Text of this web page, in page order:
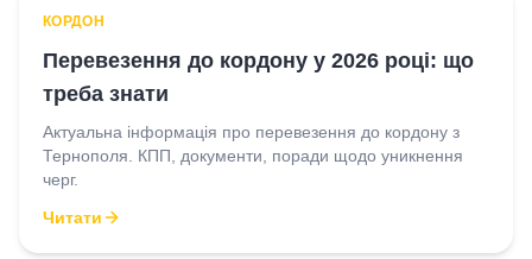
КОРДОН
Перевезення до кордону у 2026 році: що
треба знати
Актуальна інформація про перевезення до кордону з
Тернополя. КПП, документи, поради щодо уникнення
черг.
Читати